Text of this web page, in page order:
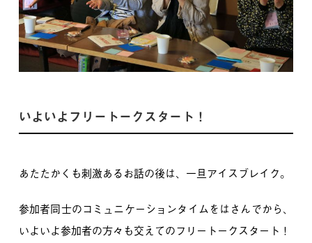
いよいよフリートークスタート！
あたたかくも刺激あるお話の後は、一旦アイスブレイク。
参加者同士のコミュニケーションタイムをはさんでから、
いよいよ参加者の方々も交えてのフリートークスタート！